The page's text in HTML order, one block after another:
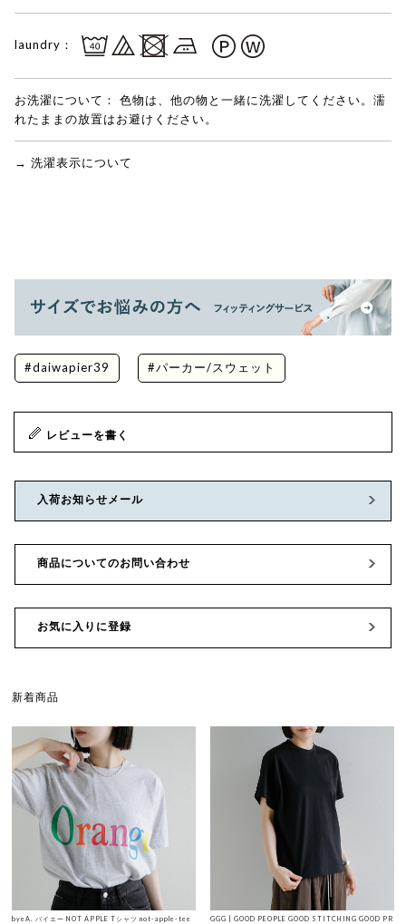
laundry：
お洗濯について：
色物は、他の物と一緒に洗濯してください。濡
れたままの放置はお避けください。
→ 洗濯表示について
#daiwapier39 #パーカー/スウェット
レビューを書く
入荷お知らせメール
商品についてのお問い合わせ
お気に入りに登録
新着商品
byeA. バイエー NOT APPLE Tシャツ not-apple-tee
GGG | GOOD PEOPLE GOOD STITCHING GOOD PR